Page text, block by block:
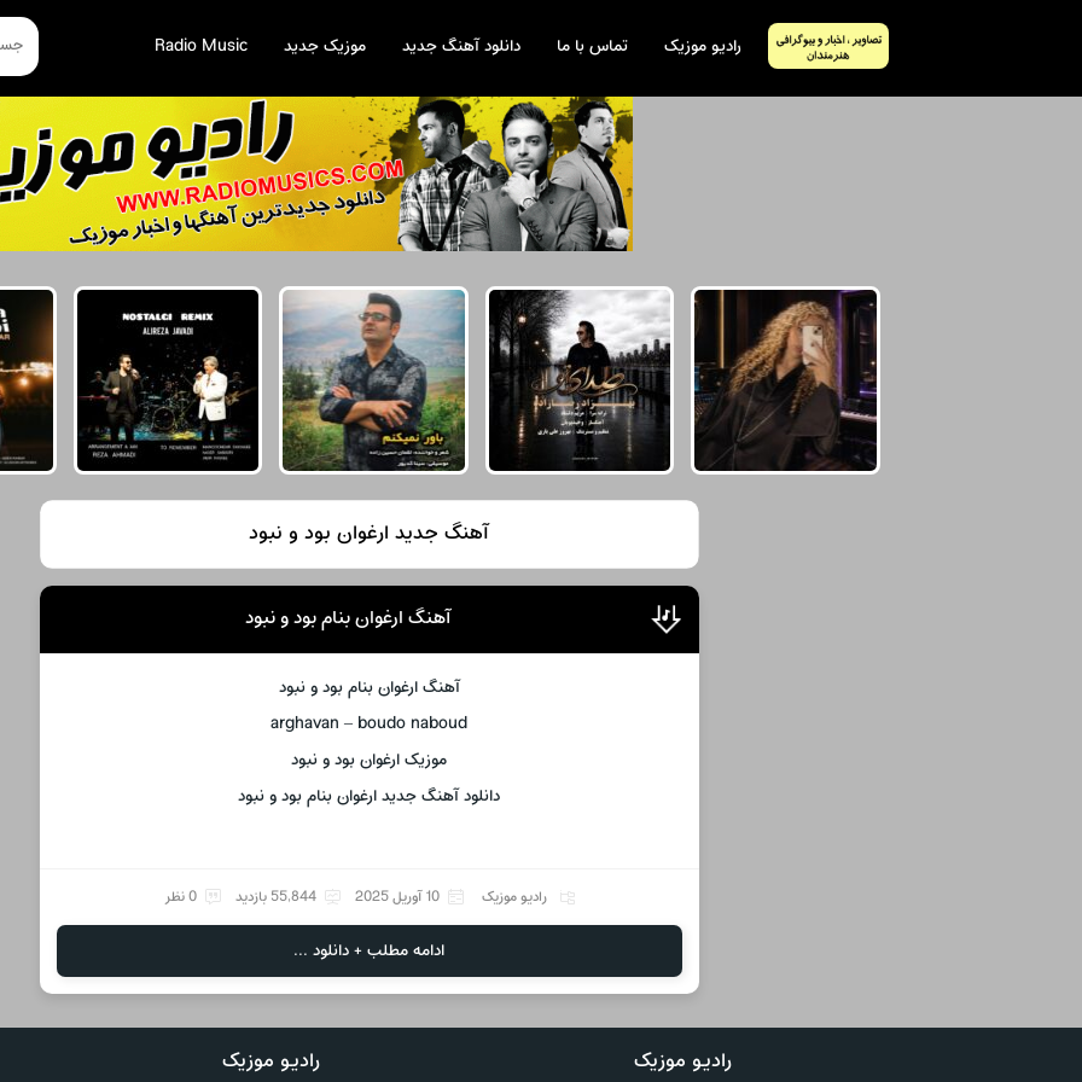
رادیو موزیک تماس با ما دانلود آهنگ جدید موزیک جدید Radio Music
آهنگ جدید ارغوان بود و نبود
آهنگ ارغوان بنام بود و نبود
آهنگ ارغوان بنام بود و نبود
arghavan – boudo naboud
موزیک ارغوان بود و نبود
دانلود آهنگ جدید ارغوان بنام بود و نبود
رادیو موزیک 10 آوریل 2025 55,844 بازدید 0 نظر
ادامه مطلب + دانلود ...
رادیو موزیک رادیو موزیک